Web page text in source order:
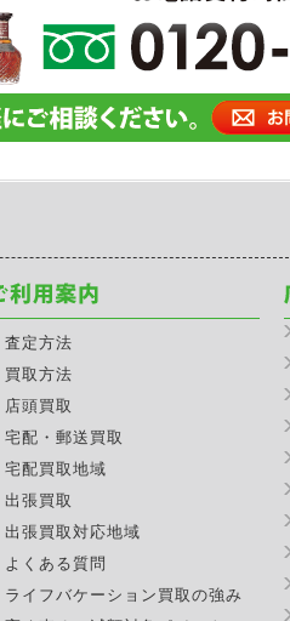
査定方法
買取方法
店頭買取
宅配・郵送買取
宅配買取地域
出張買取
出張買取対応地域
よくある質問
ライフバケーション買取の強み